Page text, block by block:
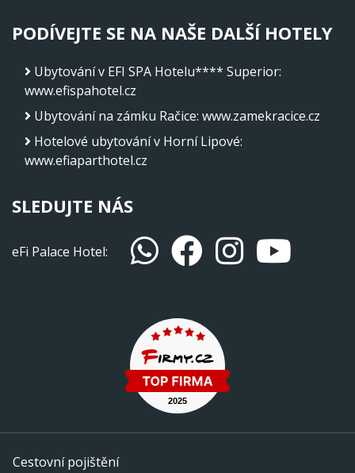
PODÍVEJTE SE NA NAŠE DALŠÍ HOTELY
Ubytování v EFI SPA Hotelu**** Superior:
www.efispahotel.cz
Ubytování na zámku Račice: www.zamekracice.cz
Hotelové ubytování v Horní Lipové:
www.efiaparthotel.cz
SLEDUJTE NÁS
eFi Palace Hotel:
Cestovní pojištění